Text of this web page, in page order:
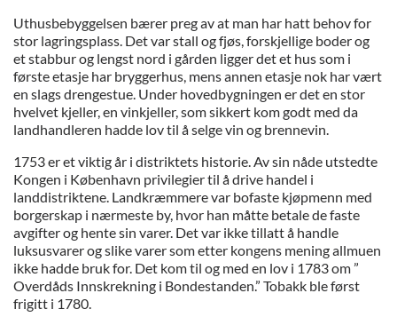
Uthusbebyggelsen bærer preg av at man har hatt behov for
stor lagringsplass. Det var stall og fjøs, forskjellige boder og
et stabbur og lengst nord i gården ligger det et hus som i
første etasje har bryggerhus, mens annen etasje nok har vært
en slags drengestue. Under hovedbygningen er det en stor
hvelvet kjeller, en vinkjeller, som sikkert kom godt med da
landhandleren hadde lov til å selge vin og brennevin.
1753 er et viktig år i distriktets historie. Av sin nåde utstedte
Kongen i København privilegier til å drive handel i
landdistriktene. Landkræmmere var bofaste kjøpmenn med
borgerskap i nærmeste by, hvor han måtte betale de faste
avgifter og hente sin varer. Det var ikke tillatt å handle
luksusvarer og slike varer som etter kongens mening allmuen
ikke hadde bruk for. Det kom til og med en lov i 1783 om ”
Overdåds Innskrekning i Bondestanden.” Tobakk ble først
frigitt i 1780.